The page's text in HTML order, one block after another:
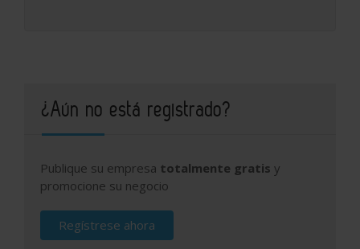
¿Aún no está registrado?
Publique su empresa totalmente gratis y
promocione su negocio
Regístrese ahora